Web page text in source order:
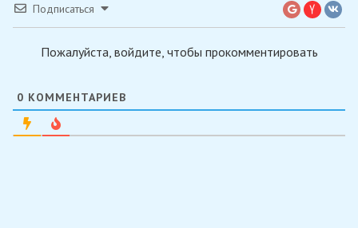
Подписаться
Пожалуйста, войдите, чтобы прокомментировать
0 КОММЕНТАРИЕВ